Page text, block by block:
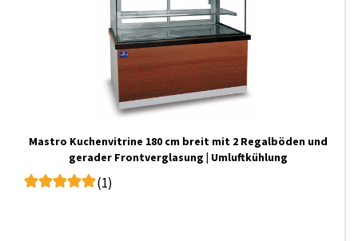
Mastro Kuchenvitrine 180 cm breit mit 2 Regalböden und
gerader Frontverglasung | Umluftkühlung
(1)